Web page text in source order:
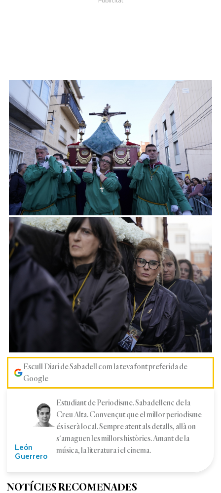
Escull Diari de Sabadell com la teva font preferida de
Google
León
Guerrero
Estudiant de Periodisme. Sabadellenc de la
Creu Alta. Convençut que el millor periodisme
és i serà local. Sempre atent als detalls, allà on
s'amaguen les millors històries. Amant de la
música, la literatura i el cinema.
NOTÍCIES RECOMENADES